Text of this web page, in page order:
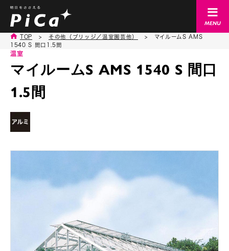
TOP > その他（ブリッジ／温室園芸他） >
マイルームS AMS
1540 S 間口1.5間
マイルームS AMS 1540 S 間口
1.5間
温室